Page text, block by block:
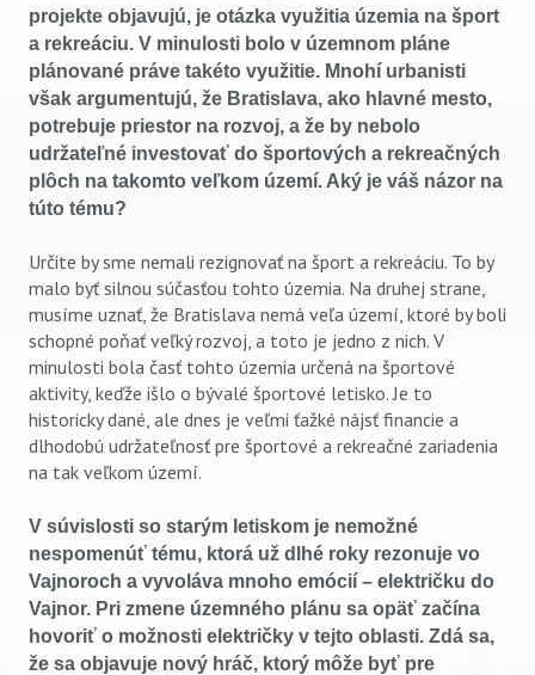
projekte objavujú, je otázka využitia územia na šport
a rekreáciu. V minulosti bolo v územnom pláne
plánované práve takéto využitie. Mnohí urbanisti
však argumentujú, že Bratislava, ako hlavné mesto,
potrebuje priestor na rozvoj, a že by nebolo
udržateľné investovať do športových a rekreačných
plôch na takomto veľkom území. Aký je váš názor na
túto tému?
Určite by sme nemali rezignovať na šport a rekreáciu. To by
malo byť silnou súčasťou tohto územia. Na druhej strane,
musíme uznať, že Bratislava nemá veľa území, ktoré by boli
schopné poňať veľký rozvoj, a toto je jedno z nich. V
minulosti bola časť tohto územia určená na športové
aktivity, keďže išlo o bývalé športové letisko. Je to
historicky dané, ale dnes je veľmi ťažké nájsť financie a
dlhodobú udržateľnosť pre športové a rekreačné zariadenia
na tak veľkom území.
V súvislosti so starým letiskom je nemožné
nespomenúť tému, ktorá už dlhé roky rezonuje vo
Vajnoroch a vyvoláva mnoho emócií – električku do
Vajnor. Pri zmene územného plánu sa opäť začína
hovoriť o možnosti električky v tejto oblasti. Zdá sa,
že sa objavuje nový hráč, ktorý môže byť pre